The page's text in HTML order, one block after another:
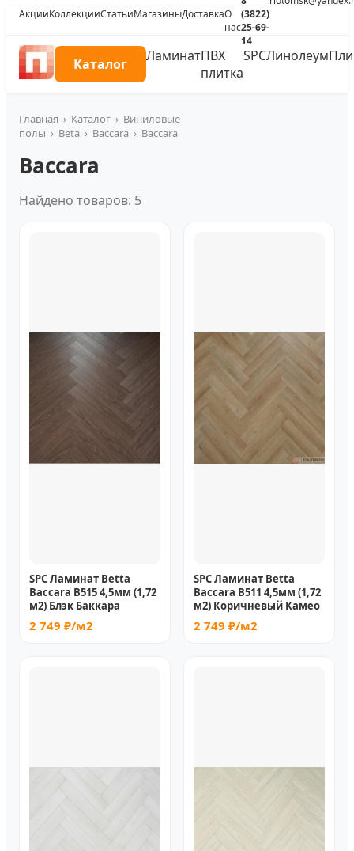
АкцииКоллекцииСтатьиМагазиныДоставкаО
нас
(3822)
25-69-
14
Каталог ЛаминатПВХ
плитка
SPCЛинолеум
Главная › Каталог › Виниловые
полы › Beta › Baccara › Baccara
Baccara
Найдено товаров: 5
SPC Ламинат Betta
Baccara B515 4,5мм (1,72
м2) Блэк Баккара
2 749 ₽/м2
SPC Ламинат Betta
Baccara B511 4,5мм (1,72
м2) Коричневый Камео
2 749 ₽/м2